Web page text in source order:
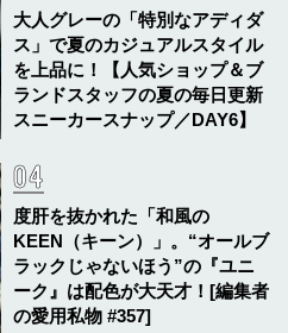
大人グレーの「特別なアディダ
ス」で夏のカジュアルスタイル
を上品に！【人気ショップ＆ブ
ランドスタッフの夏の毎日更新
スニーカースナップ／DAY6】
度肝を抜かれた「和風の
KEEN（キーン）」。“オールブ
ラックじゃないほう”の『ユニ
ーク』は配色が大天才！[編集者
の愛用私物 #357]